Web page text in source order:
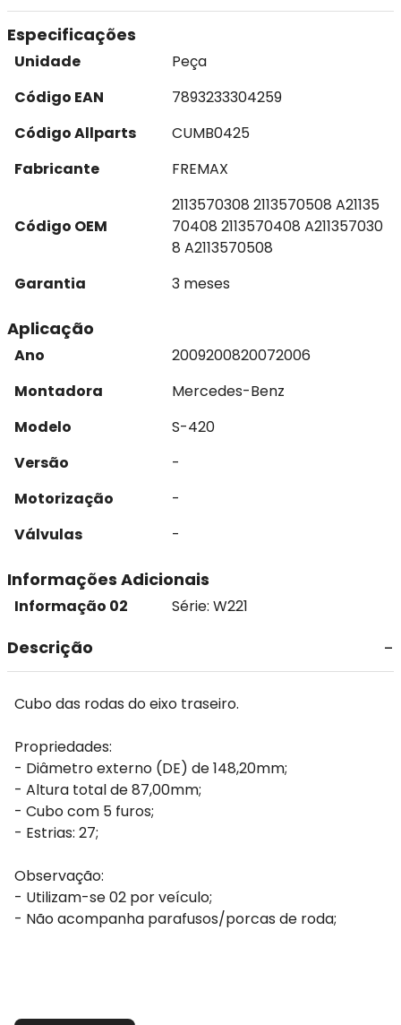
Especificações
Unidade
Peça
Código EAN
7893233304259
Código Allparts
CUMB0425
Fabricante
FREMAX
Código OEM
2113570308 2113570508 A21135
70408 2113570408 A211357030
8 A2113570508
Garantia
3 meses
Aplicação
Ano 2009200820072006
Montadora
Mercedes-Benz
Modelo
S-420
Versão
-
Motorização
-
Válvulas
-
Informações Adicionais
Informação 02 Série: W221
Descrição
Cubo das rodas do eixo traseiro.
Propriedades:
- Diâmetro externo (DE) de 148,20mm;
- Altura total de 87,00mm;
- Cubo com 5 furos;
- Estrias: 27;
Observação:
- Utilizam-se 02 por veículo;
- Não acompanha parafusos/porcas de roda;